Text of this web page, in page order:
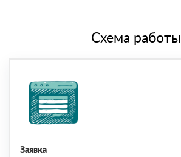
Схема работы
Заявка